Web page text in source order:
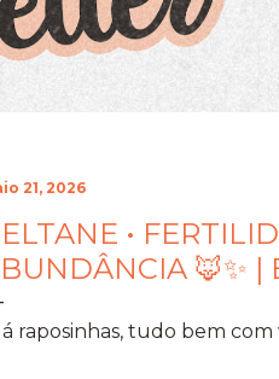
21, 2026
•
🦊✨ |
raposinhas, tudo bem